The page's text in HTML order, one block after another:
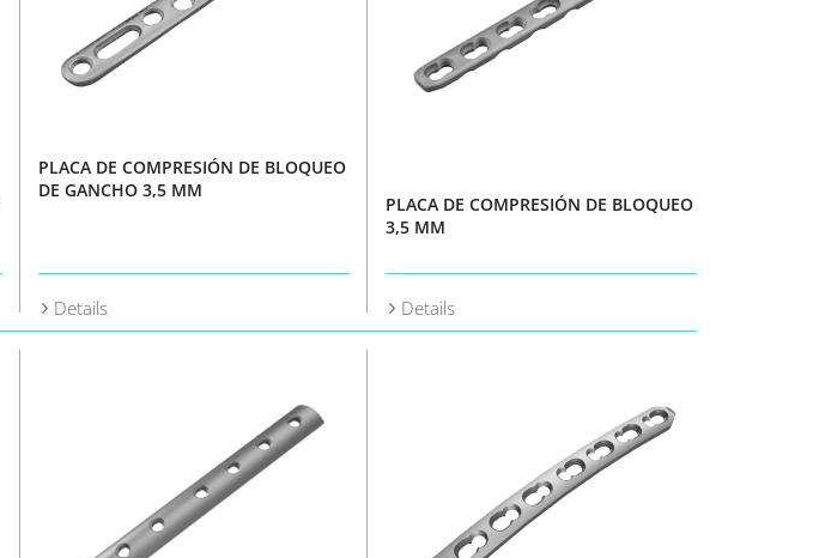
PLACA DE COMPRESIÓN DE BLOQUEO
DE GANCHO 3,5 MM
Details
PLACA DE COMPRESIÓN DE BLOQUEO
3,5 MM
Details